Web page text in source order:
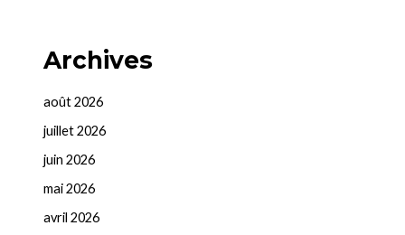
Archives
août 2026
juillet 2026
juin 2026
mai 2026
avril 2026